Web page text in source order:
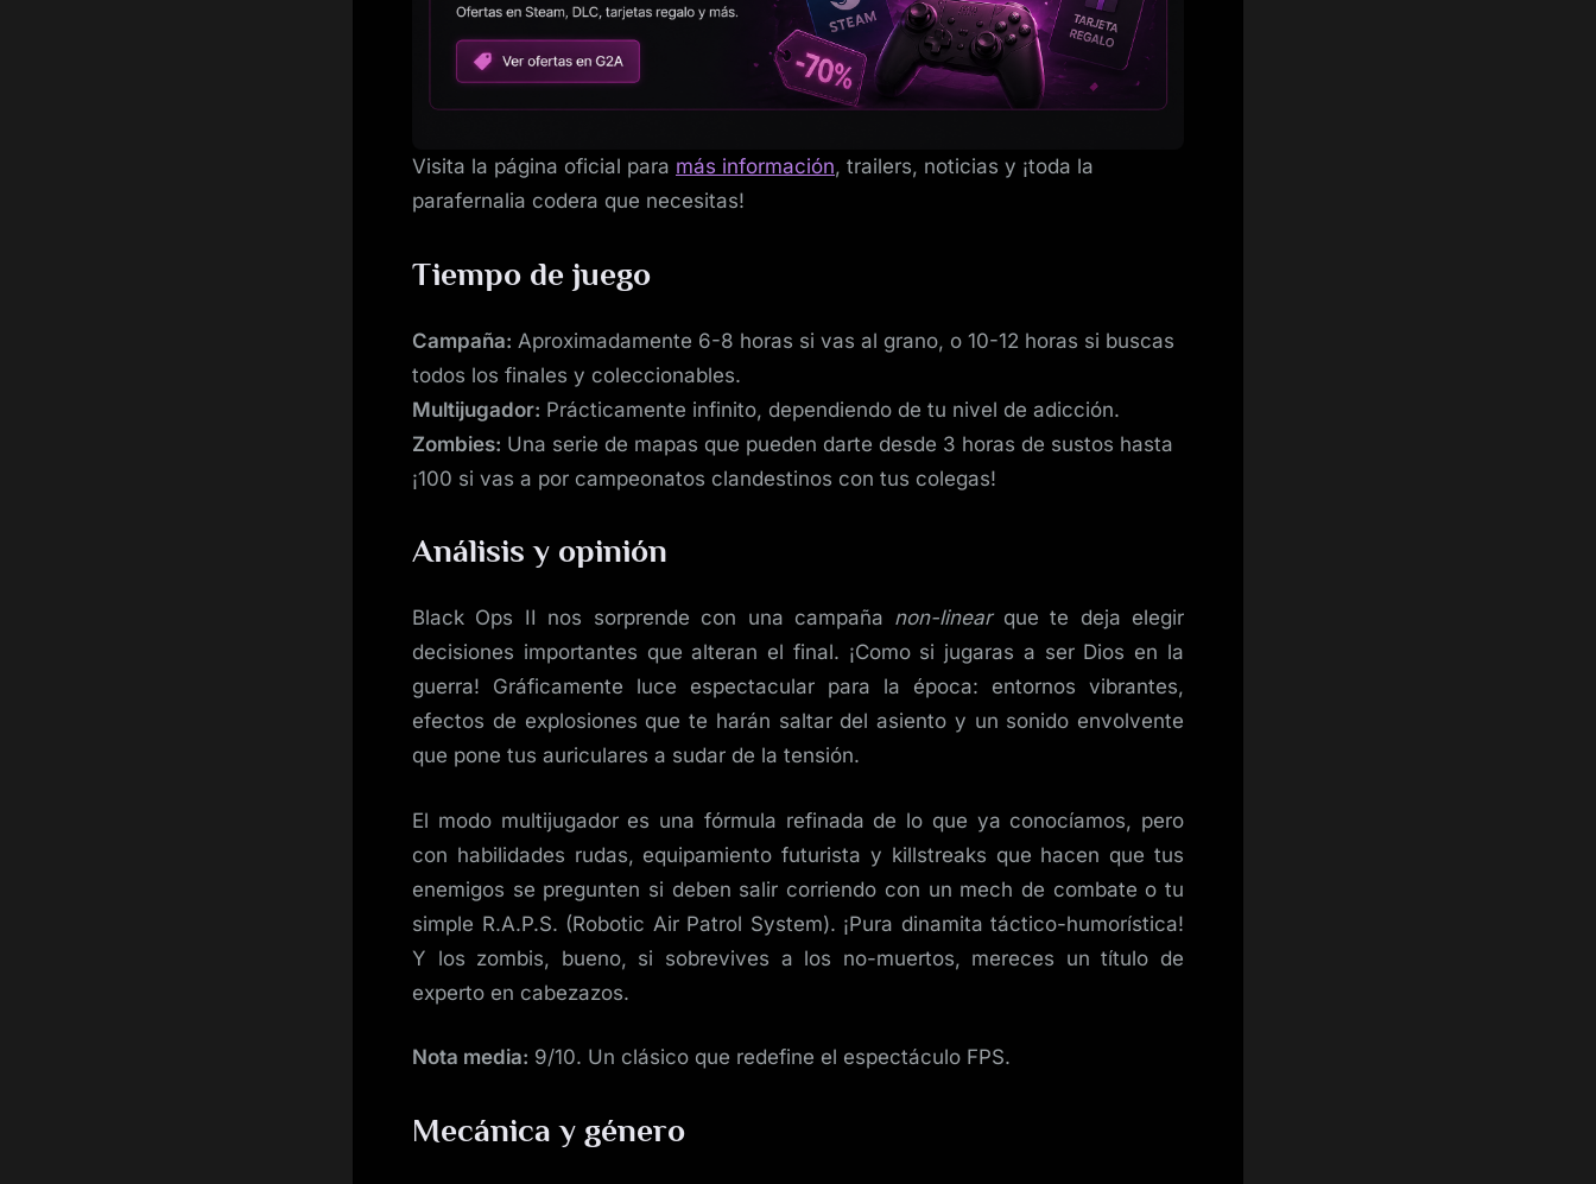
Visita la página oficial para más información, trailers, noticias y ¡toda la
parafernalia codera que necesitas!
Tiempo de juego
Campaña: Aproximadamente 6-8 horas si vas al grano, o 10-12 horas si buscas
todos los finales y coleccionables.
Multijugador: Prácticamente infinito, dependiendo de tu nivel de adicción.
Zombies: Una serie de mapas que pueden darte desde 3 horas de sustos hasta
¡100 si vas a por campeonatos clandestinos con tus colegas!
Análisis y opinión
Black Ops II nos sorprende con una campaña non-linearque te deja elegir
decisiones importantes que alteran el final. ¡Como si jugaras a ser Dios en la
guerra! Gráficamente luce espectacular para la época: entornos vibrantes,
efectos de explosiones que te harán saltar del asiento y un sonido envolvente
que pone tus auriculares a sudar de la tensión.
El modo multijugador es una fórmula refinada de lo que ya conocíamos, pero
con habilidades rudas, equipamiento futurista y killstreaks que hacen que tus
enemigos se pregunten si deben salir corriendo con un mech de combate o tu
simple R.A.P.S. (Robotic Air Patrol System). ¡Pura dinamita táctico-humorística!
Y los zombis, bueno, si sobrevives a los no-muertos, mereces un título de
experto en cabezazos.
Nota media: 9/10. Un clásico que redefine el espectáculo FPS.
Mecánica y género